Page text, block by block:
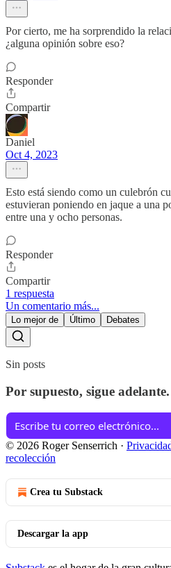
Por cierto, me ha sorprendido la
¿alguna opinión sobre eso?
Responder
Compartir
Daniel
Oct 4, 2023
Esto está siendo como un culebrón
estuvieran poniendo en jaque a una
entre una y ocho personas.
Responder
Compartir
1 respuesta
Un comentario más...
Lo mejor de Último Debates
Sin posts
Por supuesto, sigue adelante.
© 2026 Roger Senserrich ·
recolección
Crea tu Substack
Descargar la app